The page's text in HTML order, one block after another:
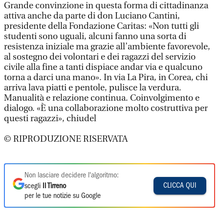
Grande convinzione in questa forma di cittadinanza
attiva anche da parte di don Luciano Cantini,
presidente della Fondazione Caritas: «Non tutti gli
studenti sono uguali, alcuni fanno una sorta di
resistenza iniziale ma grazie all’ambiente favorevole,
al sostegno dei volontari e dei ragazzi del servizio
civile alla fine a tanti dispiace andar via e qualcuno
torna a darci una mano». In via La Pira, in Corea, chi
arriva lava piatti e pentole, pulisce la verdura.
Manualità e relazione continua. Coinvolgimento e
dialogo. «È una collaborazione molto costruttiva per
questi ragazzi», chiudel
© RIPRODUZIONE RISERVATA
Non lasciare decidere l'algoritmo:
scegli
Il Tirreno
per le tue notizie su Google
CLICCA QUI